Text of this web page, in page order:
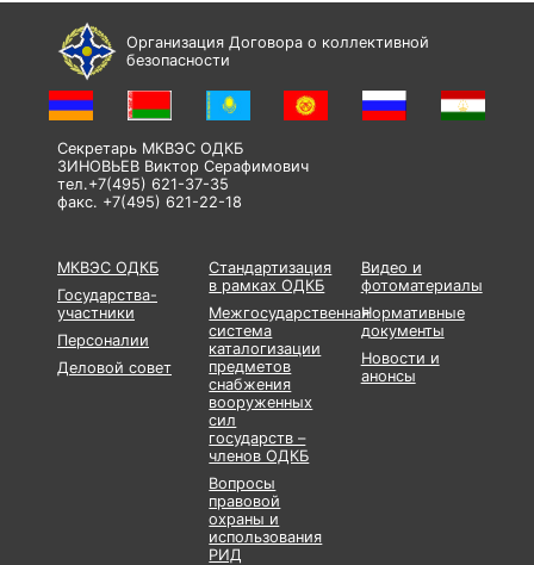
Организация Договора о коллективной
безопасности
Секретарь МКВЭС ОДКБ
ЗИНОВЬЕВ Виктор Серафимович
тел.+7(495) 621-37-35
факс. +7(495) 621-22-18
МКВЭС ОДКБ
Государства-
участники
Персоналии
Деловой совет
Стандартизация
в рамках ОДКБ
Межгосударственная
система
каталогизации
предметов
снабжения
вооруженных
сил
государств –
членов ОДКБ
Вопросы
правовой
охраны и
использования
РИД
Видео и
фотоматериалы
Нормативные
документы
Новости и
анонсы